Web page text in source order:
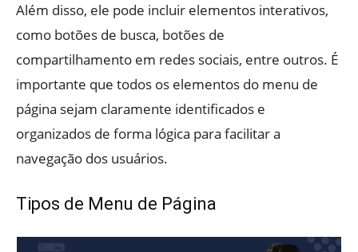
Além disso, ele pode incluir elementos interativos,
como botões de busca, botões de
compartilhamento em redes sociais, entre outros. É
importante que todos os elementos do menu de
página sejam claramente identificados e
organizados de forma lógica para facilitar a
navegação dos usuários.
Tipos de Menu de Página